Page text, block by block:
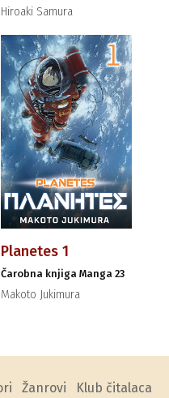
Hiroaki Samura
Planetes 1
Čarobna knjiga Manga 23
Makoto Jukimura
Žanrovi
Klub čitalaca